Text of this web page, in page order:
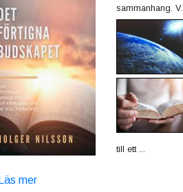
Läs mer
sammanhang. V...
till ett ...